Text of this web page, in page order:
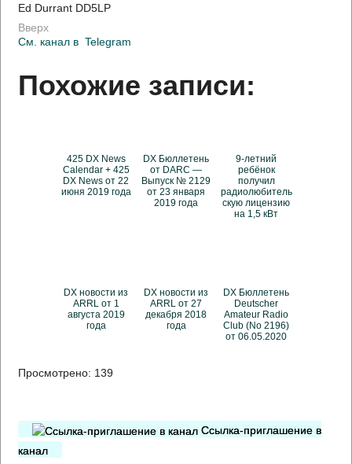
Ed Durrant DD5LP
Вверх
См. канал в Telegram
Похожие записи:
425 DX News
Calendar + 425
DX News от 22
июня 2019 года
DX Бюллетень
от DARC —
Выпуск № 2129
от 23 января
2019 года
9-летний
ребёнок
получил
радиолюбитель
скую лицензию
на 1,5 кВт
DX новости из
ARRL от 1
августа 2019
года
DX новости из
ARRL от 27
декабря 2018
года
DX Бюллетень
Deutscher
Amateur Radio
Club (No 2196)
от 06.05.2020
Просмотрено: 139
Ссылка-приглашение в
канал